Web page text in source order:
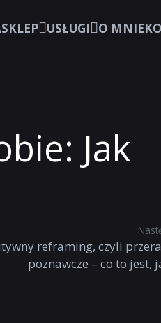
SKLEP USŁUGI O MNIE
Jak
reframing, czyli
poznawcze – co to jest,